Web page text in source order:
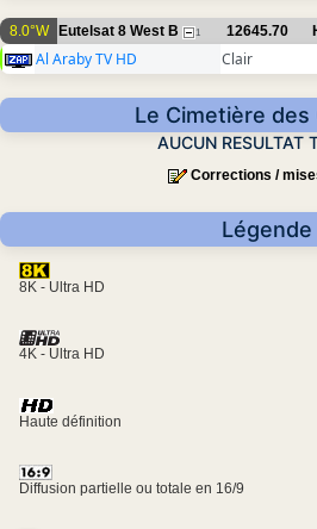
8.0°W Eutelsat 8 West B 1 12645.70
Al Araby TV HD Clair
Le Cimetière des
AUCUN RESULTAT
Corrections /
Légende
8K - Ultra HD
4K - Ultra HD
Haute définition
Diffusion partielle ou totale en 16/9